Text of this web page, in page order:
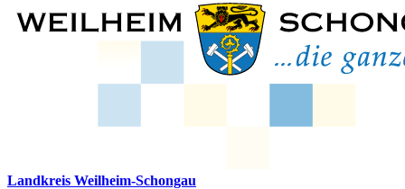
Landkreis Weilheim-Schongau